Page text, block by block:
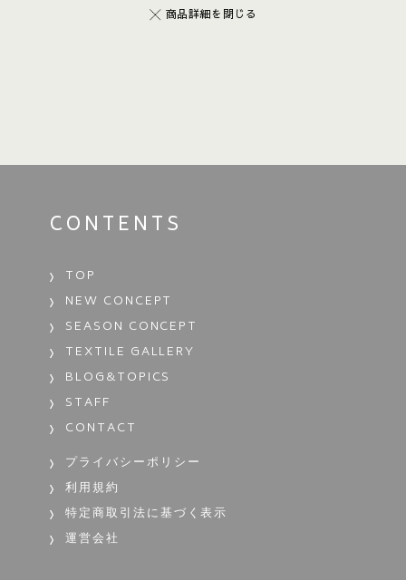
商品詳細を閉じる
CONTENTS
TOP
NEW CONCEPT
SEASON CONCEPT
TEXTILE GALLERY
BLOG&TOPICS
STAFF
CONTACT
プライバシーポリシー
利用規約
特定商取引法に基づく表示
運営会社